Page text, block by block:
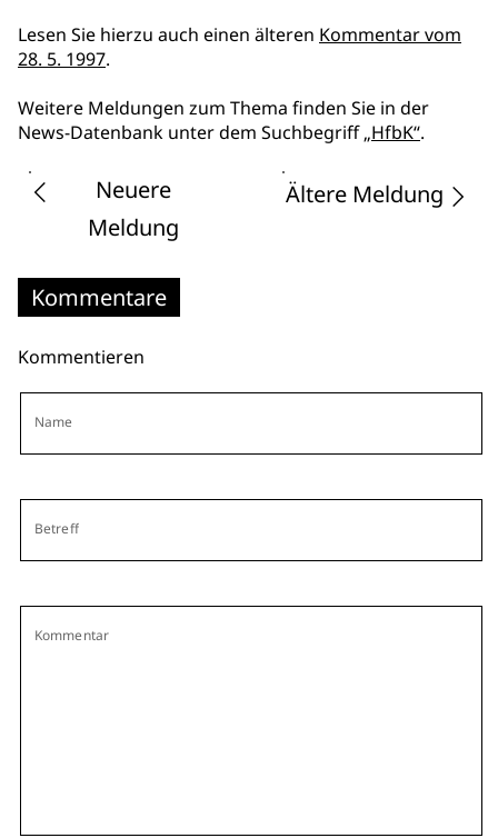
Lesen Sie hierzu auch einen älteren Kommentar vom
28. 5. 1997.
Weitere Meldungen zum Thema finden Sie in der
News-Datenbank unter dem Suchbegriff„HfbK“.
Neuere
Meldung
Ältere Meldung
Kommentare
Kommentieren
Name
Betreff
Kommentar